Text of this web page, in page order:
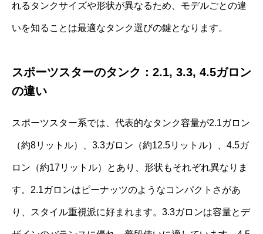
れるタンクサイズや形状が異なるため、モデルごとの違
いを知ることは最適なタンク選びの鍵となります。
スポーツスターのタンク：2.1, 3.3, 4.5ガロン
の違い
スポーツスター系では、代表的なタンク容量が2.1ガロン
（約8リットル）、3.3ガロン（約12.5リットル）、4.5ガ
ロン（約17リットル）とあり、形状もそれぞれ異なりま
す。2.1ガロンはピーナッツのようなコンパクトさがあ
り、スタイル重視派に好まれます。3.3ガロンは容量とデ